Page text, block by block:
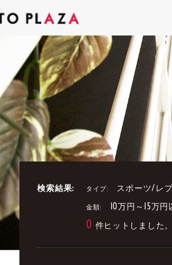
検索結果: タイプ: スポーツ/レ
金額: 10万円～15万円
0 件ヒットしました。